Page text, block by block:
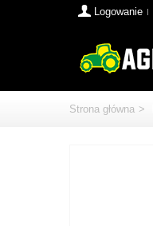
Logowanie
Strona główna >